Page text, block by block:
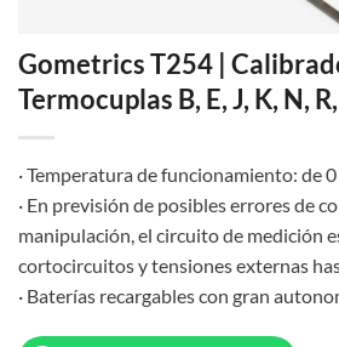
Gometrics T254 |
Termocuplas B, E, J, K, N,
· Temperatura de funcionamiento: de 0
· En previsión de posibles errores de
manipulación, el circuito de medición
cortocircuitos y tensiones externas
· Baterías recargables con gran